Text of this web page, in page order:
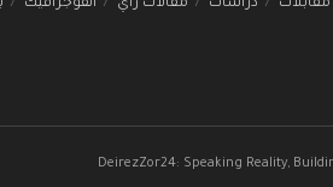
مقابلات دراسات مقالات رأي انفوجرافيك
DeirezZor24: Speaking Reality,